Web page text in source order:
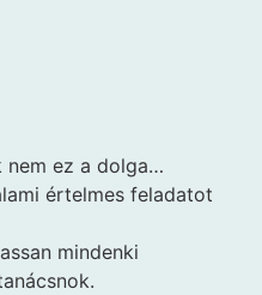
nem ez a dolga…
értelmes feladatot
mindenki